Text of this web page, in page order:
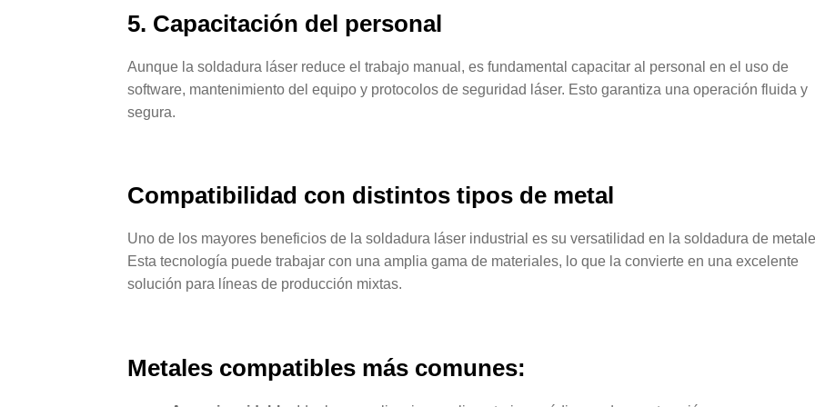
5. Capacitación del personal
Aunque la soldadura láser reduce el trabajo manual, es fundamental capacitar al personal en el uso de
software, mantenimiento del equipo y protocolos de seguridad láser. Esto garantiza una operación fluida y
segura.
Compatibilidad con distintos tipos de metal
Uno de los mayores beneficios de la soldadura láser industrial es su versatilidad en la soldadura de
Esta tecnología puede trabajar con una amplia gama de materiales, lo que la convierte en una excelente
solución para líneas de producción mixtas.
Metales compatibles más comunes: